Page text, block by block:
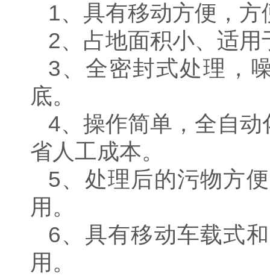
1、具有移动方便，
2、占地面积小、适
3、全密封式处理，
底。
4、操作简单，全自
省人工成本。
5、处理后的污物方
用。
6、具有移动车载式
用。